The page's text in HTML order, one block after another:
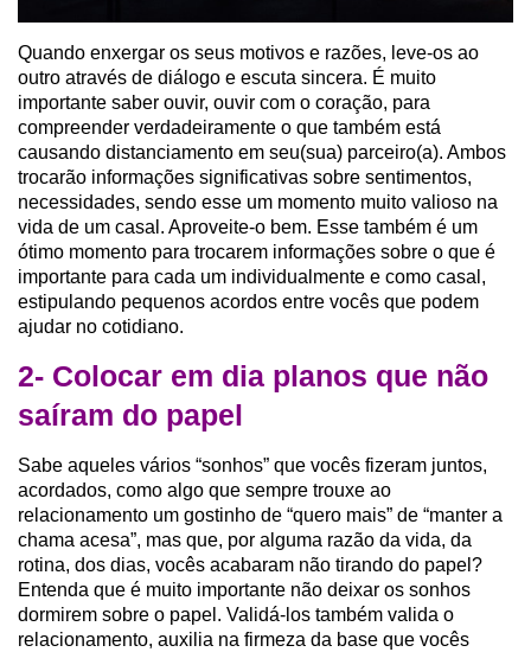
Quando enxergar os seus motivos e razões, leve-os ao
outro através de diálogo e escuta sincera. É muito
importante saber ouvir, ouvir com o coração, para
compreender verdadeiramente o que também está
causando distanciamento em seu(sua) parceiro(a). Ambos
trocarão informações significativas sobre sentimentos,
necessidades, sendo esse um momento muito valioso na
vida de um casal. Aproveite-o bem. Esse também é um
ótimo momento para trocarem informações sobre o que é
importante para cada um individualmente e como casal,
estipulando pequenos acordos entre vocês que podem
ajudar no cotidiano.
2- Colocar em dia planos que não
saíram do papel
Sabe aqueles vários “sonhos” que vocês fizeram juntos,
acordados, como algo que sempre trouxe ao
relacionamento um gostinho de “quero mais” de “manter a
chama acesa”, mas que, por alguma razão da vida, da
rotina, dos dias, vocês acabaram não tirando do papel?
Entenda que é muito importante não deixar os sonhos
dormirem sobre o papel. Validá-los também valida o
relacionamento, auxilia na firmeza da base que vocês